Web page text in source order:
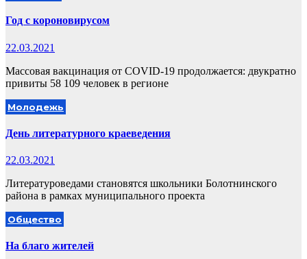
Год с короновирусом
22.03.2021
Массовая вакцинация от COVID-19 продолжается: двукратно
привиты 58 109 человек в регионе
Молодежь
День литературного краеведения
22.03.2021
Литературоведами становятся школьники Болотнинского
района в рамках муниципального проекта
Общество
На благо жителей